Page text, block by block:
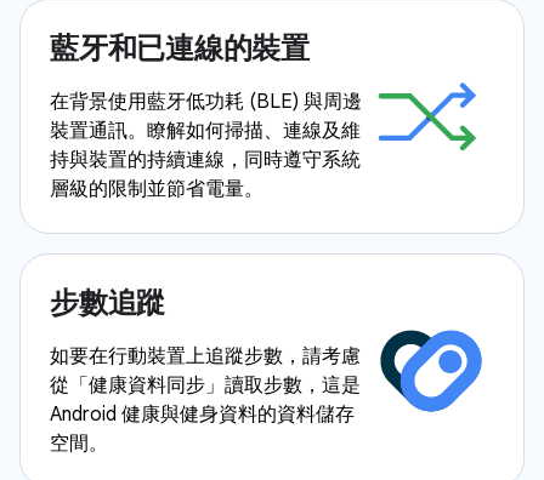
藍牙和已連線的裝置
在背景使用藍牙低功耗 (BLE) 與周邊
裝置通訊。瞭解如何掃描、連線及維
持與裝置的持續連線，同時遵守系統
層級的限制並節省電量。
步數追蹤
如要在行動裝置上追蹤步數，請考慮
從「健康資料同步」讀取步數，這是
Android 健康與健身資料的資料儲存
空間。